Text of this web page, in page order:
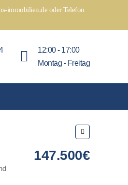
immobilien.de oder Telefon
12:00 - 17:00
Montag - Freitag
147.500€